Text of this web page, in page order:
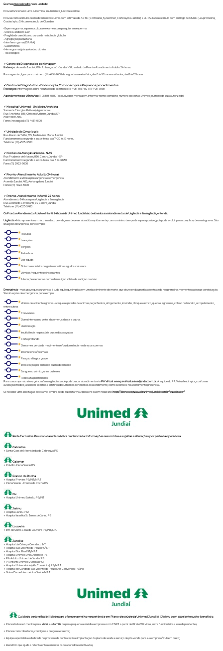
Examesnão realizadosnesta unidade:
Provas funcionais:Curva Glicêmica, Insulinêmica, Lactose e Xilose
Provas com estímulos de medicamentos: curvas com estimulo de ACTH (Cortrosina, Synacthen, Cortrosyn ou similar) e LH FSH após estímulo com análogo de GNRH (Leuprorrelina),
Costisol e/ou GH com estimulo de Clonidina
• Espermograma, espermocultura e exames com pesquisa em esperma
• Cloro ou sódio no suor
• Fragilidade osmótica ou curva de resistência globular
• Agregação plaquetária
• Interferon gama (IGAMA)
• Gasometrias
• Hemograma (plaquetas) no citrato
• Toxicológico
✓ Centro de Diagnóstico por Imagem
Endereço: Avenida Jundiaí, 419 - Anhangabaú - Jundiaí – SP, ao lado do Pronto-Atendimento Adulto 24 horas.
Para agendar, ligue para o número (11) 4431-9600 de segunda a sexta-feira, das 8 às 18 horas e sábados, das 8 às 12 horas.
✓ Centro de Diagnóstico - Endoscopia, Colonoscopia e Pequenos procedimentos
Recepção(informações sobre resultados de exames): (11) 4431-0167 ou (11) 4431-0168
Agendamento por WhatsApp: 11 95383-0689 (exclusivo por mensagem. Informar nome completo, número do cartão Unimed, número da guia autorizada)
✓ Hospital Unimed - Unidade Anchieta
Somente Cirurgias Eletivas (Agendadas)
Rua Anchieta, 586, Chácara Urbana, Jundiaí/SP
CEP 13201-804
Fones (recepção): (11) 4431-0100
✓ Unidade de Oncologia
Rua Barão de Teffé, 615, Jardim Ana Maria, Jundiaí
Funcionamento: segunda a sexta-feira, das 7h30 às 19 horas.
Telefone: (11 )4523-3500
✓ Núcleo de Atenção à Saúde - NAS
Rua Prudente de Moraes, 836, Centro, Jundiaí - SP
Funcionamento: segunda a sexta-feira, das 8 às 17h30
Fone: (11) 2923-9000
✓ Pronto-Atendimento Adulto 24 horas
Atendimento 24 horas para urgência e emergência.
Avenida Jundiaí, 405, Anhangabaú, Jundiaí
Fones: (11) 4523-5000
✓ Pronto-Atendimento Infantil 24 horas
Atendimento 24 horas para Urgência e Emergência
Rua Leonardo Cavalcanti, 74, Centro, Jundiaí
Telefone: (11) 4523-5480
Os Prontos-Atendimentos Adulto e Infantil 24 horas da Unimed Jundiaí são destinados aos atendimentos de Urgência e Emergência, entenda:
Urgência –Não apresenta um risco imediato de vida, mas deve ser atendida rapidamente, com o mínimo tempo de espera possível, pois pode evoluir para complicações mais graves. São
situações de urgência, por exemplo:
Fraturas
Luxações
Torções
Falta de ar
Dor aguda
Sintomas urinários ou gastrointestinais agudos e intensos
Vômitos frequentes e incessantes
Alterações sensoriais como diminuição súbita de audição ou visão
Emergência –mais grave que a urgência, é tudo aquilo que implica em um risco iminente de morte, que deve ser diagnosticado e tratado nos primeiros momentos após sua constatação.
São situações de emergência, por exemplo:
Vítimas de acidentes graves - ataques e picadas de animais peçonhentos, afogamento, incêndio, choque elétrico, quedas, agressões, colisão no trânsito, atropelamento,
entre outros
Convulsões
Dores intensas no peito, abdômen, cabeça e outros
Hemorragia
Insuficiência respiratória ou cardíaca agudas
Corte profundo
Derrames, perda de movimentos e/ou dormência nos braços e pernas
Inconsciência/desmaio
Reação alérgica grave
Intoxicação por alimento ou medicamento
Sangue no vômito, urina ou fezes
Febre alta permanente
Para casos que não são urgências/emergências você pode buscar atendimento via PA Virtual:www.pavirtualunimedjundiai.com.br. A equipe do PA Virtual está apta, conforme
avaliação médica, a solicitar exames e emitir os documentos pertinentes ao atendimento, como acontece no atendimento presencial.
Se receber uma solicitação de exame, lembre-se de autorizar via Aplicativo ou em nosso site: https://liberacaoguiasweb.unimedjundiai.com.br/autorizador/
Rede Exclusiva Resumo da rede médica credenciada. Informações resumidas e sujeitas a alterações por parte da operadora.
Cabreúva
✓ Santa Casa de Misericórdia de Cabreúva PS
Cajamar
✓ Polvilho Plena Saúde PS
Franco da Rocha
✓ Hospital Previna PS/INT/MAT
✓ Plena Saúde - Franco da Rocha PS
Itu
✓ Hospital Unimed Salto Itu PS/INT
Jarinu
✓ Hospital. Jarinu PS2
✓ Hospital Israelita St. James de Jarinu PS
Louveira
✓ Irm. de Santa Casa de Louveira PS/INT/MA
Jundiaí
✓ Hospital da Criança Grendacc INT
✓ Hospital São Vicente de Paulo PS/INT
✓ Hospital Sta. Elisa INT/MAT
✓ Hospital Unimed Unid. Anchieta PS
✓ PA Adulto Unimed de Jundiaí PS
✓ PA Infantil Unimed 24 horas PS1
✓ Hospital Universitário (Ala Convênios) PS/MAT
✓ Hospital de Caridade São Vicente de Paulo (Ala Convênios) PS/INT
✓ Notre Dame Intermédica Saúde MAT
Cuidado certo e flexibilidade para oferecer a melhor experiência em Plano de saúde da Unimed Jundiaí | Jarinu com excelente custo-benefício.
✓ Planos feitos sob medida para Você , suafamíliaou para pequenas e médias empresas com CNPJ a partir de 02 até 199 vidas, entre funcionários e seus dependentes;
✓ Planos com coberturas, condições e preços exclusivos;
✓ Equipe especialista e dedicada no processo de contratação e implantação do plano de saúde e serviço de pós venda para sua empresa/RH sem custo;
✓ Benefício que ajuda a reter talentos e manter os colaboradores motivados;